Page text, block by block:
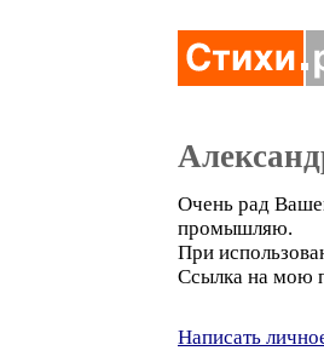
Очень рад
промышляю.
При
Ссылка на мою
Написать